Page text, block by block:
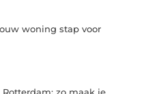
woning stap voor
zo maak je